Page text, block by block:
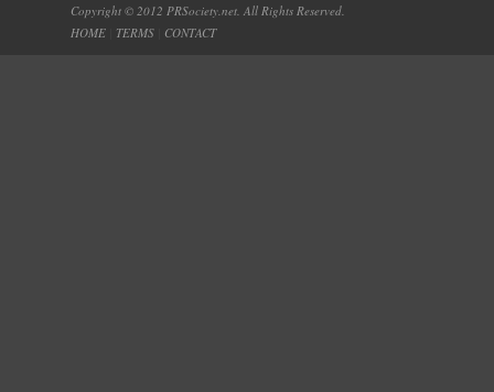
Copyright © 2012 PRSociety.net. All Rights Reserved.
HOME
TERMS CONTACT